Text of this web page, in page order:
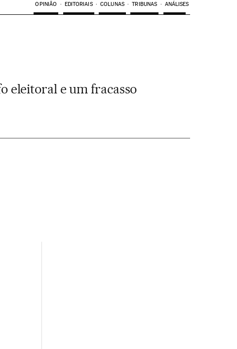
OPINIÃO EDITORIAIS COLUNAS TRIBUNAS ANÁLISES
eleitoral e um fracasso